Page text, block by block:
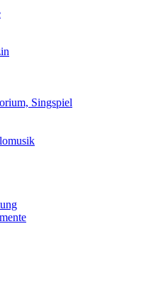
Singspiel